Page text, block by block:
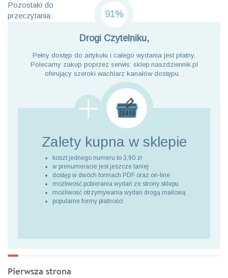
Pozostało do
przeczytania:
91%
Drogi Czytelniku,
Pełny dostęp do artykułu i całego wydania jest płatny.
Polecamy zakup poprzez serwis: sklep.naszdziennik.pl
oferujący szeroki wachlarz kanałów dostępu. .
Zalety kupna w sklepie
koszt jednego numeru to 3,90 zł
w prenumeracie jest jeszcze taniej
dostęp w dwóch formach PDF oraz on-line
możliwość pobierania wydań ze strony sklepu
możliwość otrzymywania wydań drogą mailową
popularne formy płatności
Pierwsza strona